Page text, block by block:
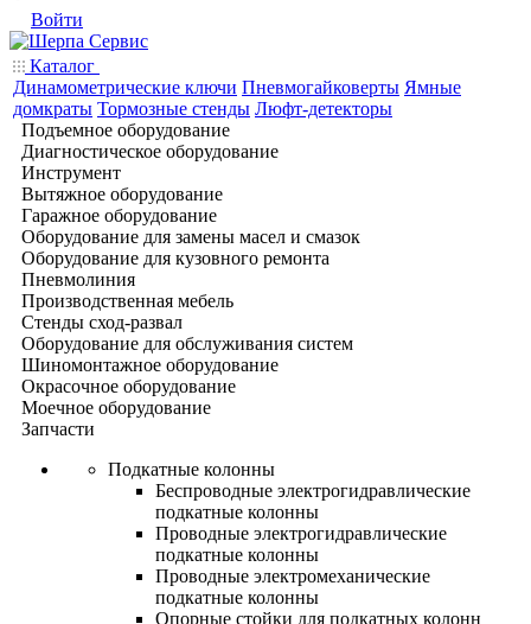
Войти
Каталог
Динамометрические ключи Пневмогайковерты Ямные
домкраты Тормозные стенды Люфт-детекторы
Подъемное оборудование
Диагностическое оборудование
Инструмент
Вытяжное оборудование
Гаражное оборудование
Оборудование для замены масел и смазок
Оборудование для кузовного ремонта
Пневмолиния
Производственная мебель
Стенды сход-развал
Оборудование для обслуживания систем
Шиномонтажное оборудование
Окрасочное оборудование
Моечное оборудование
Запчасти
Подкатные колонны
Беспроводные электрогидравлические
подкатные колонны
Проводные электрогидравлические
подкатные колонны
Проводные электромеханические
подкатные колонны
Опорные стойки для подкатных колонн